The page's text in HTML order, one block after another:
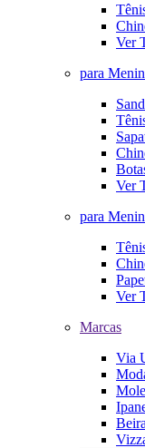
Ver
para
Ver
para
Ver
Marcas
Via